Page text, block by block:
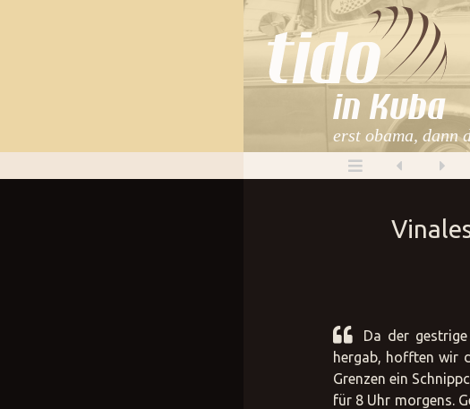
Image not found:
in Kuba
erst obama, dann
Da der
hergab, hofften wir
Grenzen ein
für 8 Uhr morgens.